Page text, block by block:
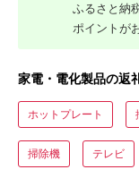
ふるさと納
ポイントが
家電・電化製品の返
ホットプレート
掃除機 テレビ